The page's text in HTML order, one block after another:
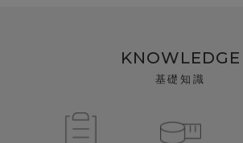
KNOWLEDGE
基礎知識